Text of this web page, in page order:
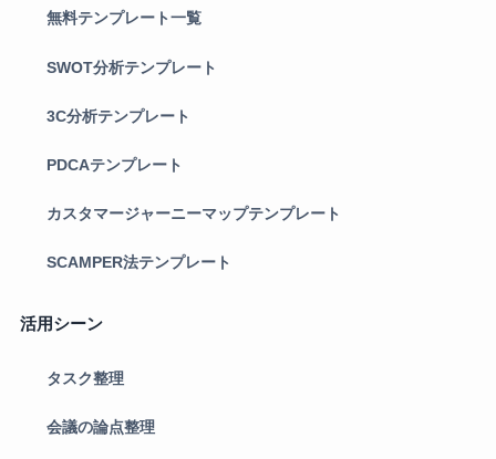
無料テンプレート一覧
SWOT分析テンプレート
3C分析テンプレート
PDCAテンプレート
カスタマージャーニーマップテンプレート
SCAMPER法テンプレート
活用シーン
タスク整理
会議の論点整理